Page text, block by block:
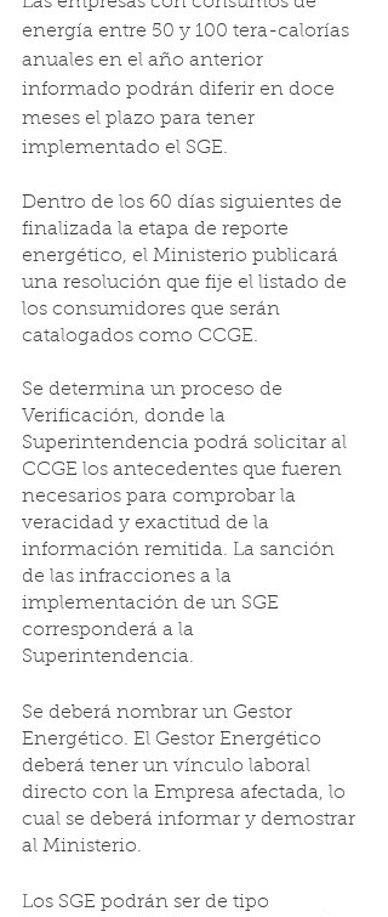
energía entre 50 y 100 tera-calorías
anuales en el año anterior
informado podrán diferir en doce
meses el plazo para tener
implementado el SGE.
Dentro de los 60 días siguientes de
finalizada la etapa de reporte
energético, el Ministerio publicará
una resolución que fije el listado de
los consumidores que serán
catalogados como CCGE.
Se determina un proceso de
Verificación, donde la
Superintendencia podrá solicitar al
CCGE los antecedentes que fueren
necesarios para comprobar la
veracidad y exactitud de la
información remitida. La sanción
de las infracciones a la
implementación de un SGE
corresponderá a la
Superintendencia.
Se deberá nombrar un Gestor
Energético. El Gestor Energético
deberá tener un vínculo laboral
directo con la Empresa afectada, lo
cual se deberá informar y demostrar
al Ministerio.
Los SGE podrán ser de tipo